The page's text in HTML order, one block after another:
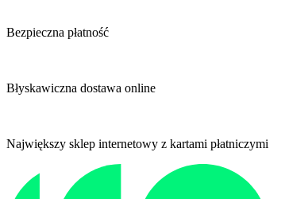
Bezpieczna płatność
Błyskawiczna dostawa online
Największy sklep internetowy z kartami płatniczymi